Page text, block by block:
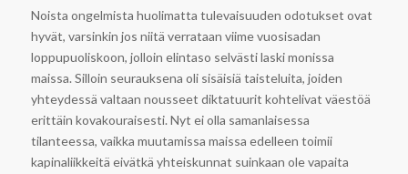
Noista ongelmista huolimatta tulevaisuuden odotukset ovat
hyvät, varsinkin jos niitä verrataan viime vuosisadan
loppupuoliskoon, jolloin elintaso selvästi laski monissa
maissa. Silloin seurauksena oli sisäisiä taisteluita, joiden
yhteydessä valtaan nousseet diktatuurit kohtelivat väestöä
erittäin kovakouraisesti. Nyt ei olla samanlaisessa
tilanteessa, vaikka muutamissa maissa edelleen toimii
kapinaliikkeitä eivätkä yhteiskunnat suinkaan ole vapaita